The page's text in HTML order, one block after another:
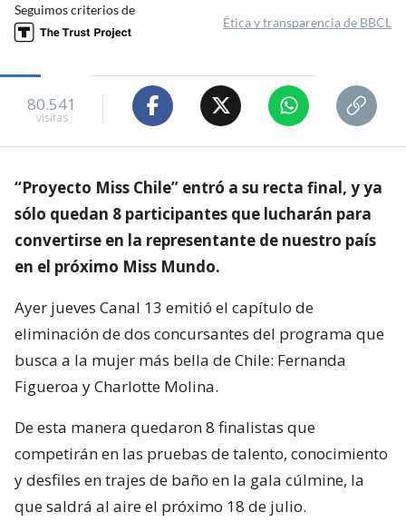
Seguimos criterios de
Ética y transparencia de BBCL
80.541
visitas
“Proyecto Miss Chile” entró a su recta final, y ya
sólo quedan 8 participantes que lucharán para
convertirse en la representante de nuestro país
en el próximo Miss Mundo.
Ayer jueves Canal 13 emitió el capítulo de
eliminación de dos concursantes del programa que
busca a la mujer más bella de Chile: Fernanda
Figueroa y Charlotte Molina.
De esta manera quedaron 8 finalistas que
competirán en las pruebas de talento, conocimiento
y desfiles en trajes de baño en la gala cúlmine, la
que saldrá al aire el próximo 18 de julio.